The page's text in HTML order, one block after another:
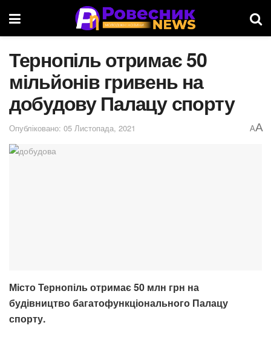
Тернопіль отримає 50
мільйонів гривень на
добудову Палацу спорту
Опубліковано: 05 Листопада, 2021 AA
Місто Тернопіль отримає 50 млн грн на
будівництво багатофункціонального Палацу
спорту.